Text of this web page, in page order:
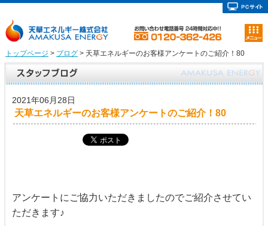
トップページ > ブログ> 天草エネルギーのお客様アンケートのご紹介！80
2021年06月28日
天草エネルギーのお客様アンケートのご紹介！80
アンケートにご協力いただきましたのでご紹介させてい
ただきます♪